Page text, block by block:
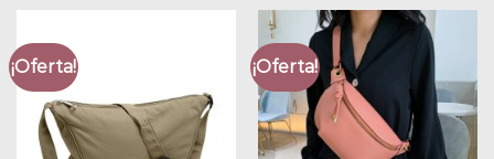
¡Oferta! ¡Oferta!